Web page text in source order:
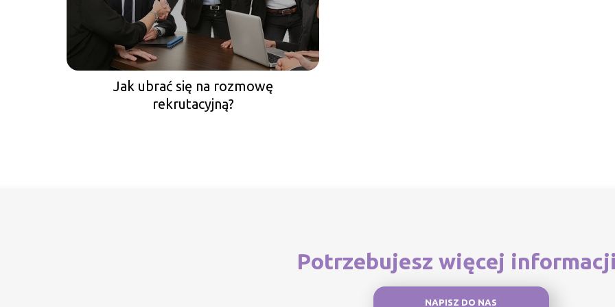
Jak ubrać się na rozmowę
rekrutacyjną?
Potrzebujesz więcej
NAPISZ DO NAS